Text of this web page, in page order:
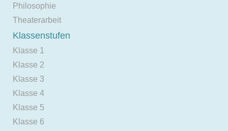
Philosophie
Theaterarbeit
Klassenstufen
Klasse 1
Klasse 2
Klasse 3
Klasse 4
Klasse 5
Klasse 6